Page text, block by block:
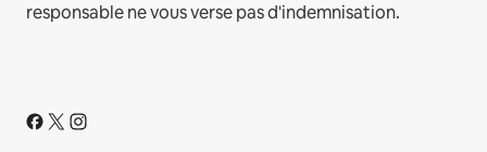
responsable ne vous verse pas d'indemnisation.